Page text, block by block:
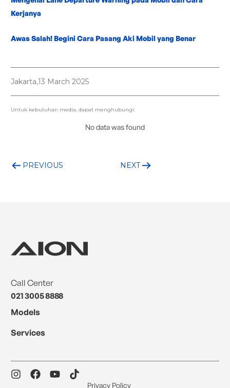
Jakarta,13 March 2025
Untuk kebutuhan media, dapat menghubungi:
No data was found
Kerjanya
Awas Salah! Begini Cara Pasang Aki Mobil yang Benar
PREVIOUS NEXT
Call Center
021 3005 8888
Models
Services
Privacy Policy